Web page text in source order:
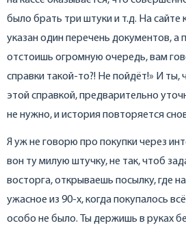
было брать три штуки и т.д. На сайте
указан один перечень документов, а
отстоишь огромную очередь, вам
справки такой-то?! Не пойдёт!» И ты,
этой справкой, предварительно
не нужно, и история повторяется
Я уж не говорю про покупки через
вон ту милую штучку, не так, чтоб
восторга, открываешь посылку, где
ужасное из 90-х, когда покупалось
особо не было. Ты держишь в руках